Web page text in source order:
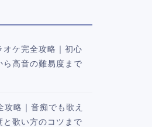
オケ完全攻略｜初心
ら高音の難易度まで
略｜音痴でも歌え
と歌い方のコツまで